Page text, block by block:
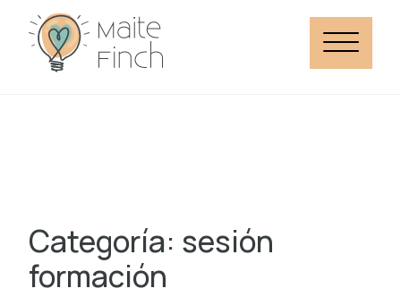
Categoría: sesión
formación